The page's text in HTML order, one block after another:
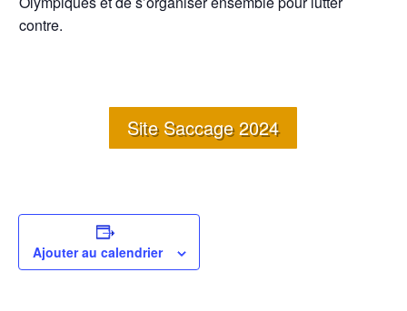
contre.
Site Saccage 2024
Ajouter au calendrier